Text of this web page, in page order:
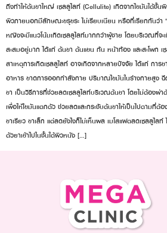
ถึงทำให้ต้นขาใหญ่ เซลลูไลท์ (Cellulite) เกิดจากไขมันใต้ชั้
ผิวภายนอกมีลักษณะขรุขระ ไม่เรียบเนียน หรือที่เรียกกันว่
หญิงจะมีแนวโน้มเกิดเซลลูไลท์มากกว่าผู้ชาย โดยบริเวณที่จะ
สะสมอยู่มาก ได้แก่ ต้นขา ต้นแขน ก้น หน้าท้อง และสะโพก เซ
สาเหตุการเกิดเซลลูไลท์ อาจเกิดจากหลายปัจจัย ได้แก่ กา
อาหาร ขาดการออกกำลังกาย ปริมาณไขมันในร่างกายสูง
ขา เป็นวิธีการที่ช่วยลดเซลลูไลท์บริเวณต้นขา โดยไม่ต้องผ่า
เพื่อให้ไขมันแตกตัว ช่วยลดและกระชับต้นขาให้เป็นไปตามที่ต้
ขาเรียว ขาเล็ก แต่ลดยังไงก็ไม่เห็นผล เมโสแฟตลดเซลลูไล
ตัวยาเข้าไปในชั้นใต้ผิวหนัง […]